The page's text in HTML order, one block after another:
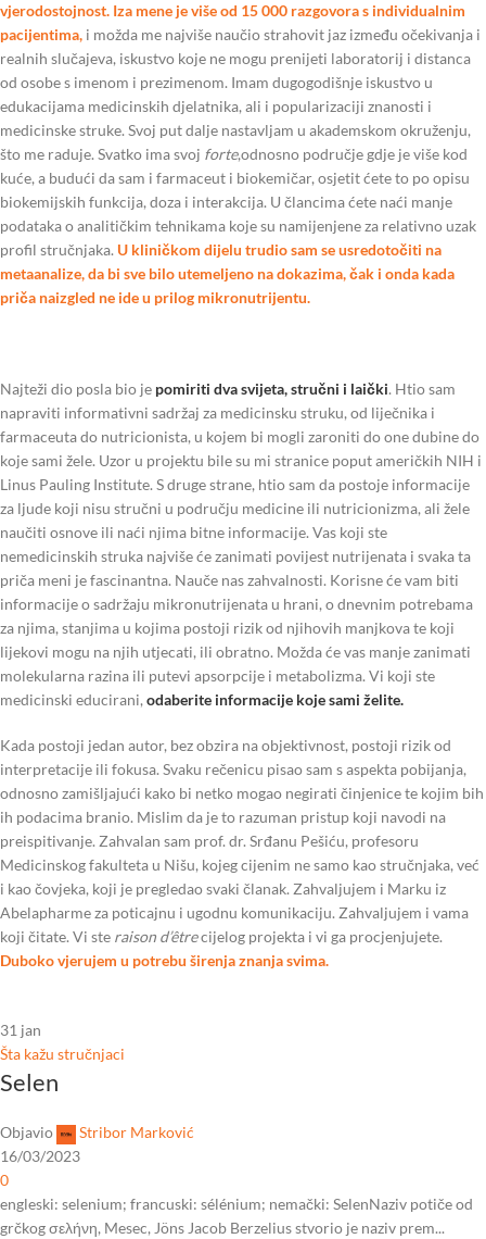
vjerodostojnost. Iza mene je više od 15 000 razgovora s individualnim
pacijentima, i možda me najviše naučio strahovit jaz između očekivanja i
realnih slučajeva, iskustvo koje ne mogu prenijeti laboratorij i distanca
od osobe s imenom i prezimenom. Imam dugogodišnje iskustvo u
edukacijama medicinskih djelatnika, ali i popularizaciji znanosti i
medicinske struke. Svoj put dalje nastavljam u akademskom okruženju,
što me raduje. Svatko ima svoj forte,odnosno područje gdje je više kod
kuće, a budući da sam i farmaceut i biokemičar, osjetit ćete to po opisu
biokemijskih funkcija, doza i interakcija. U člancima ćete naći manje
podataka o analitičkim tehnikama koje su namijenjene za relativno uzak
profil stručnjaka. U kliničkom dijelu trudio sam se usredotočiti na
metaanalize, da bi sve bilo utemeljeno na dokazima, čak i onda kada
priča naizgled ne ide u prilog mikronutrijentu.
Najteži dio posla bio je pomiriti dva svijeta, stručni i laički. Htio sam
napraviti informativni sadržaj za medicinsku struku, od liječnika i
farmaceuta do nutricionista, u kojem bi mogli zaroniti do one dubine do
koje sami žele. Uzor u projektu bile su mi stranice poput američkih NIH i
Linus Pauling Institute. S druge strane, htio sam da postoje informacije
za ljude koji nisu stručni u području medicine ili nutricionizma, ali žele
naučiti osnove ili naći njima bitne informacije. Vas koji ste
nemedicinskih struka najviše će zanimati povijest nutrijenata i svaka ta
priča meni je fascinantna. Nauče nas zahvalnosti. Korisne će vam biti
informacije o sadržaju mikronutrijenata u hrani, o dnevnim potrebama
za njima, stanjima u kojima postoji rizik od njihovih manjkova te koji
lijekovi mogu na njih utjecati, ili obratno. Možda će vas manje zanimati
molekularna razina ili putevi apsorpcije i metabolizma. Vi koji ste
medicinski educirani, odaberite informacije koje sami želite.
Kada postoji jedan autor, bez obzira na objektivnost, postoji rizik od
interpretacije ili fokusa. Svaku rečenicu pisao sam s aspekta pobijanja,
odnosno zamišljajući kako bi netko mogao negirati činjenice te kojim bih
ih podacima branio. Mislim da je to razuman pristup koji navodi na
preispitivanje. Zahvalan sam prof. dr. Srđanu Pešiću, profesoru
Medicinskog fakulteta u Nišu, kojeg cijenim ne samo kao stručnjaka, već
i kao čovjeka, koji je pregledao svaki članak. Zahvaljujem i Marku iz
Abelapharme za poticajnu i ugodnu komunikaciju. Zahvaljujem i vama
koji čitate. Vi ste raison d’êtrecijelog projekta i vi ga procjenjujete.
Duboko vjerujem u potrebu širenja znanja svima.
31 jan
Šta kažu stručnjaci
Selen
Objavio
Stribor Marković
16/03/2023
0
engleski: selenium; francuski: sélénium; nemački: SelenNaziv potiče od
grčkog σελήνη, Mesec, Jöns Jacob Berzelius stvorio je naziv prem...